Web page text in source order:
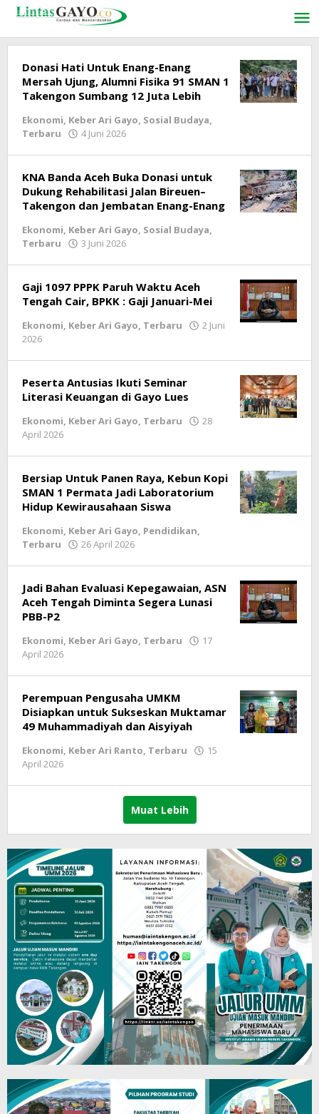
Lewati
konten
Donasi Hati Untuk Enang-Enang
Mersah Ujung, Alumni Fisika 91 SMAN 1
Takengon Sumbang 12 Juta Lebih
Ekonomi, Keber Ari Gayo, Sosial Budaya,
Terbaru
4 Juni 2026
KNA Banda Aceh Buka Donasi untuk
Dukung Rehabilitasi Jalan Bireuen–
Takengon dan Jembatan Enang-Enang
Ekonomi, Keber Ari Gayo, Sosial Budaya,
Terbaru
3 Juni 2026
Gaji 1097 PPPK Paruh Waktu Aceh
Tengah Cair, BPKK : Gaji Januari-Mei
Ekonomi, Keber Ari Gayo, Terbaru
2 Juni
2026
Peserta Antusias Ikuti Seminar
Literasi Keuangan di Gayo Lues
Ekonomi, Keber Ari Gayo, Terbaru
28
April 2026
Bersiap Untuk Panen Raya, Kebun Kopi
SMAN 1 Permata Jadi Laboratorium
Hidup Kewirausahaan Siswa
Ekonomi, Keber Ari Gayo, Pendidikan,
Terbaru
26 April 2026
Jadi Bahan Evaluasi Kepegawaian, ASN
Aceh Tengah Diminta Segera Lunasi
PBB-P2
Ekonomi, Keber Ari Gayo, Terbaru
17
April 2026
Perempuan Pengusaha UMKM
Disiapkan untuk Sukseskan Muktamar
49 Muhammadiyah dan Aisyiyah
Ekonomi, Keber Ari Ranto, Terbaru
15
April 2026
Muat Lebih